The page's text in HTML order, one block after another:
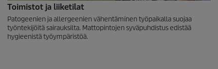
Toimistot ja liiketilat
Patogeenien ja allergeenien vähentäminen työpaikalla suojaa
työntekijöitä sairauksilta. Mattopintojen syväpuhdistus edistää
hygieenistä työympäristöä.